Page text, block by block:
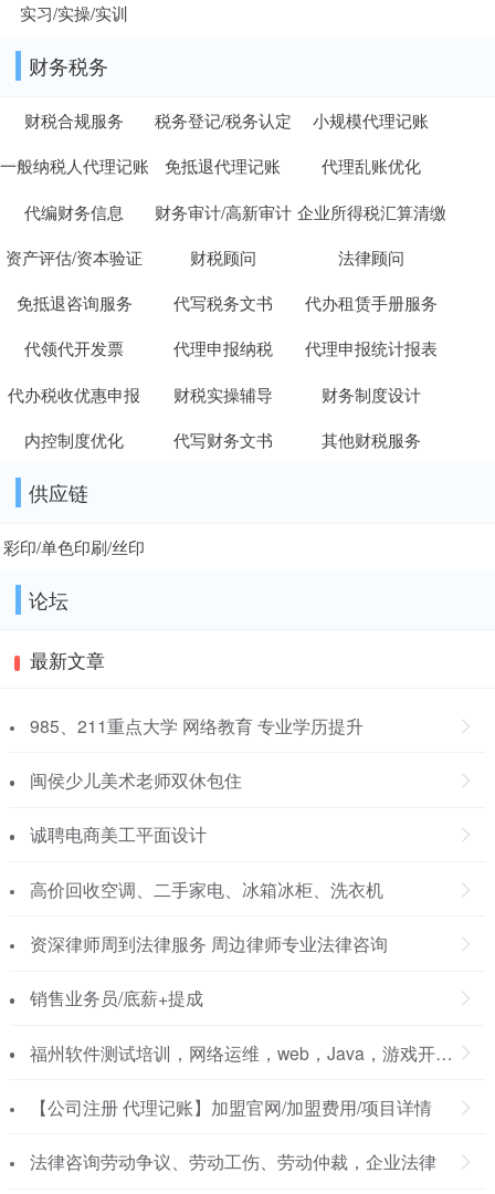
实习/实操/实训
财务税务
财税合规服务 税务登记/税务认定
小规模代理记账
一般纳税人代理记账
免抵退代理记账
代理乱账优化
代编财务信息
财务审计/高新审计 企业所得税汇算清缴
资产评估/资本验证
财税顾问
法律顾问
免抵退咨询服务
代写税务文书
代办租赁手册服务
代领代开发票
代理申报纳税
代理申报统计报表
代办税收优惠申报
财税实操辅导
财务制度设计
内控制度优化
代写财务文书 其他财税服务
供应链
彩印/单色印刷/丝印
论坛
最新文章
985、211重点大学 网络教育 专业学历提升
闽侯少儿美术老师双休包住
诚聘电商美工平面设计
高价回收空调、二手家电、冰箱冰柜、洗衣机
资深律师周到法律服务 周边律师专业法律咨询
销售业务员/底薪+提成
福州软件测试培训，网络运维，web，Java，游戏开发，大数据分析培训
【公司注册 代理记账】加盟官网/加盟费用/项目详情
法律咨询劳动争议、劳动工伤、劳动仲裁，企业法律